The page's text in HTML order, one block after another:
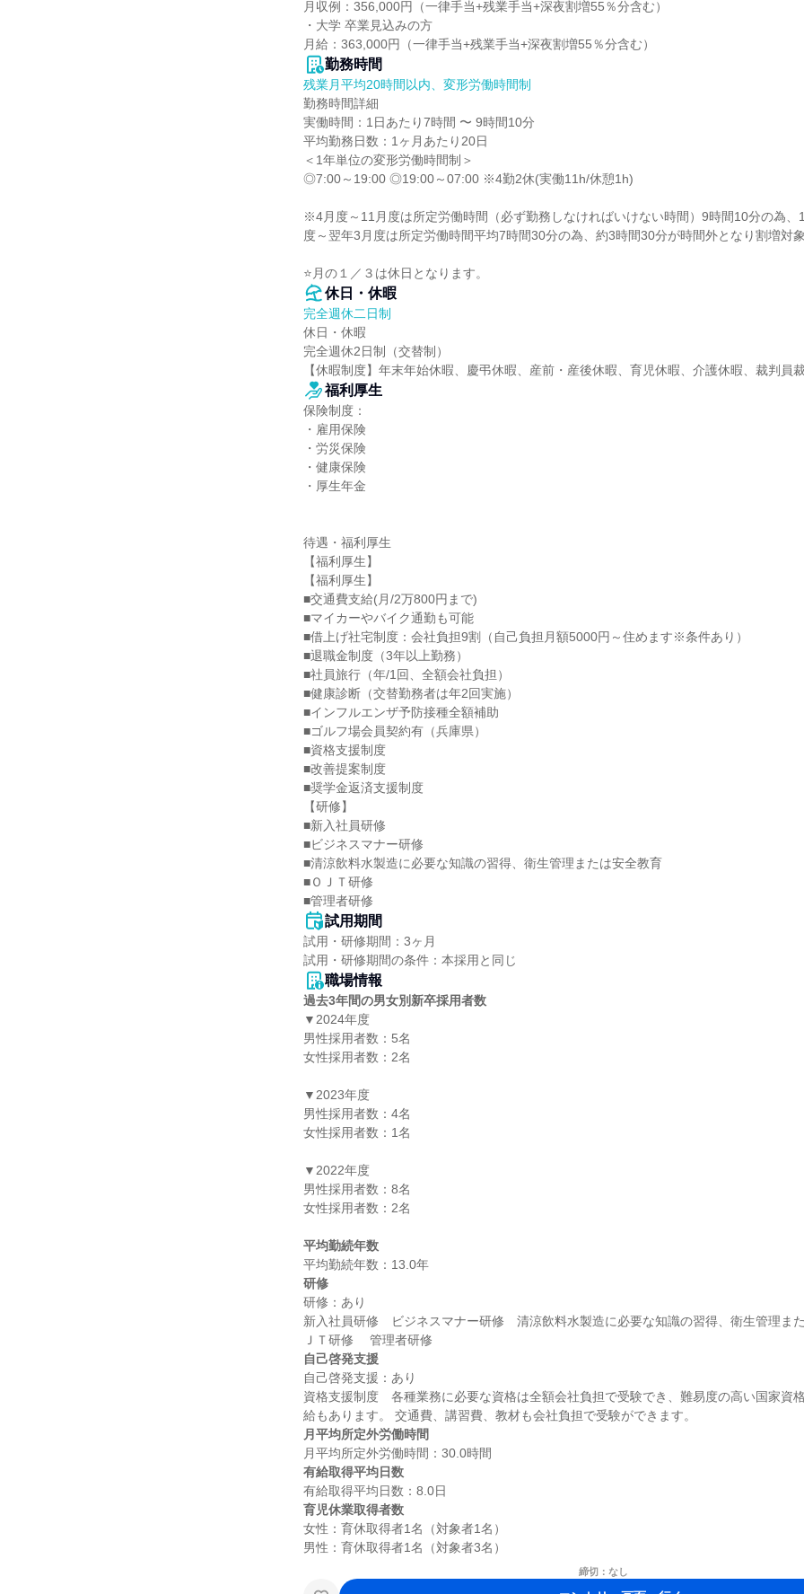
月収例：356,000円（一律手当+残業手当+深夜割増55％分含む）
・大学 卒業見込みの方
月給：363,000円（一律手当+残業手当+深夜割増55％分含む）
勤務時間
残業月平均20時間以内、変形労働時間制
勤務時間詳細
実働時間：1日あたり7時間 〜 9時間10分
平均勤務日数：1ヶ月あたり20日
＜1年単位の変形労働時間制＞
◎7:00～19:00 ◎19:00～07:00 ※4勤2休(実働11h/休憩1h)
※4月度～11月度は所定労働時間（必ず勤務しなければいけない時間）9時間10分の為、
度～翌年3月度は所定労働時間平均7時間30分の為、約3時間30分が時間外となり割増対象
⭐月の１／３は休日となります。
休日・休暇
完全週休二日制
休日・休暇
完全週休2日制（交替制）
【休暇制度】年末年始休暇、慶弔休暇、産前・産後休暇、育児休暇、介護休暇、裁判員
福利厚生
保険制度：
・雇用保険
・労災保険
・健康保険
・厚生年金
待遇・福利厚生
【福利厚生】
【福利厚生】
■交通費支給(月/2万800円まで)
■マイカーやバイク通勤も可能
■借上げ社宅制度：会社負担9割（自己負担月額5000円～住めます※条件あり）
■退職金制度（3年以上勤務）
■社員旅行（年/1回、全額会社負担）
■健康診断（交替勤務者は年2回実施）
■インフルエンザ予防接種全額補助
■ゴルフ場会員契約有（兵庫県）
■資格支援制度
■改善提案制度
■奨学金返済支援制度
【研修】
■新入社員研修
■ビジネスマナー研修
■清涼飲料水製造に必要な知識の習得、衛生管理または安全教育
■ＯＪＴ研修
■管理者研修
試用期間
試用・研修期間：3ヶ月
職場情報
過去3年間の男女別新卒採用者数
▼2024年度
男性採用者数：5名
女性採用者数：2名
▼2023年度
男性採用者数：4名
女性採用者数：1名
▼2022年度
男性採用者数：8名
女性採用者数：2名
平均勤続年数
研修
研修：あり
新入社員研修　ビジネスマナー研修　清涼飲料水製造に必要な知識の習得、衛生管理ま
自己啓発支援
自己啓発支援：あり
資格支援制度　各種業務に必要な資格は全額会社負担で受験でき、難易度の高い国家資
月平均所定外労働時間
有給取得平均日数
育児休業取得者数
女性：育休取得者1名（対象者1名）
締切：なし